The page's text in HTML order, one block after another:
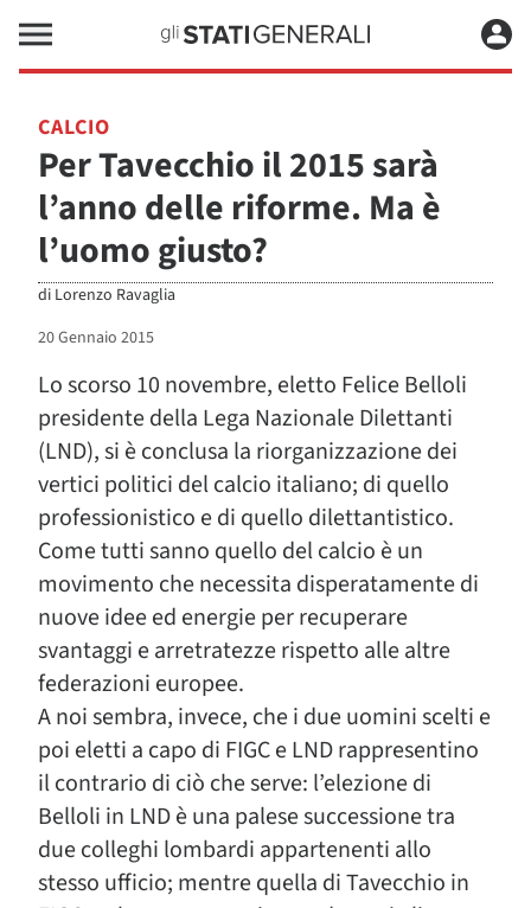
CALCIO
Per Tavecchio il 2015 sarà
l’anno delle riforme. Ma è
l’uomo giusto?
di Lorenzo Ravaglia
20 Gennaio 2015
Lo scorso 10 novembre, eletto Felice Belloli
presidente della Lega Nazionale Dilettanti
(LND), si è conclusa la riorganizzazione dei
vertici politici del calcio italiano; di quello
professionistico e di quello dilettantistico.
Come tutti sanno quello del calcio è un
movimento che necessita disperatamente di
nuove idee ed energie per recuperare
svantaggi e arretratezze rispetto alle altre
federazioni europee.
A noi sembra, invece, che i due uomini scelti e
poi eletti a capo di FIGC e LND rappresentino
il contrario di ciò che serve: l’elezione di
Belloli in LND è una palese successione tra
due colleghi lombardi appartenenti allo
stesso ufficio; mentre quella di Tavecchio in